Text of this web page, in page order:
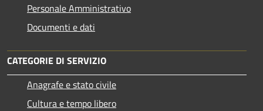
Personale Amministrativo
Documenti e dati
CATEGORIE DI SERVIZIO
Anagrafe e stato civile
Cultura e tempo libero